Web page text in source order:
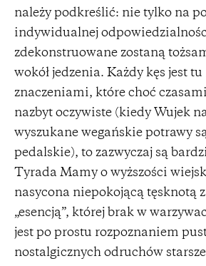
należy podkreślić: nie tylko na
indywidualnej
zdekonstruowane zostaną
wokół jedzenia. Każdy kęs jest
znaczeniami, które choć
nazbyt oczywiste (kiedy Wujek
wyszukane wegańskie potrawy
pedalskie), to zazwyczaj są
Tyrada Mamy o wyższości
nasycona niepokojącą tęsknotą
„esencją”, której brak w
jest po prostu rozpoznaniem
nostalgicznych odruchów